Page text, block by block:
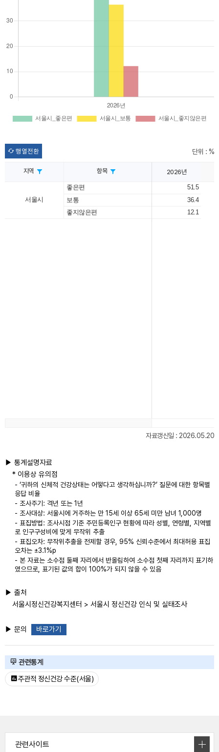
행열전환 단위 : %
지역 항목
서울시
좋은편
보통
좋지않은편
2026년
51.5
36.4
12.1
자료갱신일 : 2026.05.20
▶ 통계설명자료
* 이용상 유의점
- ‘귀하의 신체적 건강상태는 어떻다고 생각하십니까?’ 질문에 대한 항목별
응답 비율
- 조사주기: 격년 또는 1년
- 조사대상: 서울시에 거주하는 만 15세 이상 65세 미만 남녀 1,000명
- 표집방법: 조사시점 기준 주민등록인구 현황에 따라 성별, 연령별, 지역별
로 인구구성비에 맞게 무작위 추출
- 표집오차: 무작위추출을 전제할 경우, 95% 신뢰수준에서 최대허용 표집
오차는 ±3.1%p
- 본 자료는 소수점 둘째 자리에서 반올림하여 소수점 첫째 자리까지 표기하
였으므로, 표기된 값의 합이 100%가 되지 않을 수 있음
▶ 출처
서울시정신건강복지센터 > 서울시 정신건강 인식 및 실태조사
▶ 문의 바로가기
관련통계
주관적 정신건강 수준(서울)